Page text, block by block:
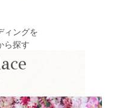
ィングを
ら探す